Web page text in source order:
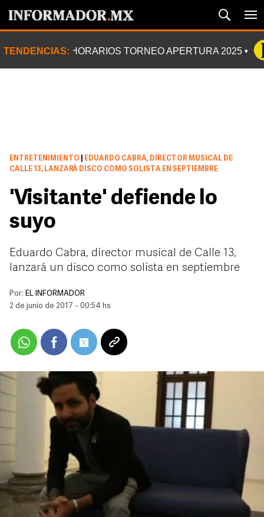
TENDENCIAS: HORARIOS TORNEO APERTURA 2025
ENTRETENIMIENTO
EDUARDO CABRA, DIRECTOR MUSICAL DE
CALLE 13, LANZARÁ DISCO COMO SOLISTA EN SEPTIEMBRE
'Visitante' defiende lo
suyo
Eduardo Cabra, director musical de Calle 13,
lanzará un disco como solista en septiembre
Por: EL INFORMADOR
2 de junio de 2017 - 00:54 hs